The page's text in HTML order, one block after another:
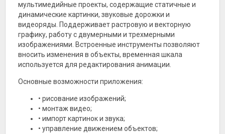
мультимедийные проекты, содержащие статичные и
динамические картинки, звуковые дорожки и
видеоряды. Поддерживает растровую и векторную
графику, работу с двумерными и трехмерными
изображениями. Встроенные инструменты позволяют
вносить изменения в объекты, временная шкала
используется для редактирования анимации.
Основные возможности приложения:
• рисование изображений;
• монтаж видео;
• импорт картинок и звука;
• управление движением объектов;